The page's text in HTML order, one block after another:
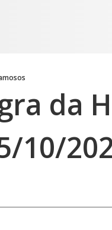
da
10/